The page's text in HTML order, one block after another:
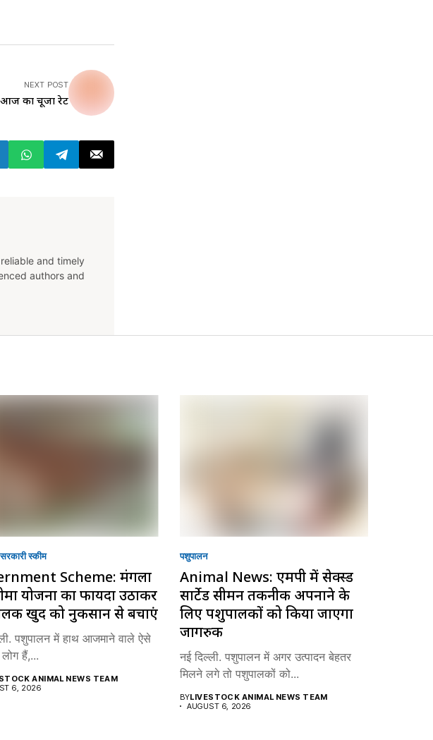
NEXT POST
आज का चूजा रेट
and timely
authors and
सरकारी स्की‍म
Scheme: मंगला
योजना का फायदा उठाकर
खुद को नुकसान से बचाएं
पशुपालन में हाथ आजमाने वाले ऐसे
हैं,...
ANIMAL NEWS TEAM
6, 2026
पशुपालन
Animal News: एमपी में सेक्स्ड
सार्टेड सीमन तकनीक अपनाने के
लिए पशुपालकों को किया जाएगा
जागरुक
नई दिल्ली. पशुपालन में अगर उत्पादन बेहतर
मिलने लगे तो पशुपालकों को...
BYLIVESTOCK ANIMAL NEWS TEAM
AUGUST 6, 2026